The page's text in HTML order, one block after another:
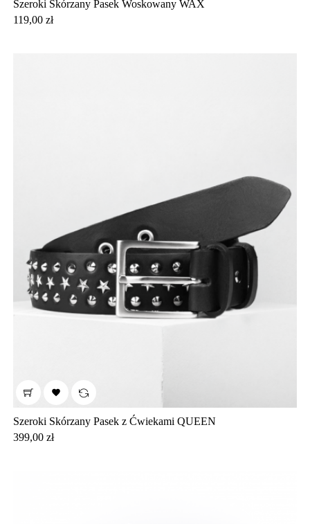
Szeroki Skórzany Pasek Woskowany WAX
Cena
119,00 zł

Szeroki Skórzany Pasek z Ćwiekami QUEEN
Cena
399,00 zł